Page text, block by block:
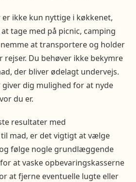
ikke kun nyttige i køkkenet,
tage med på picnic, camping
at transportere og holder
rejser. Du behøver ikke bekymre
der bliver ødelagt undervejs.
giver dig mulighed for at nyde
du er.
resultater med
mad, er det vigtigt at vælge
følge nogle grundlæggende
at vaske opbevaringskasserne
at fjerne eventuelle lugte eller